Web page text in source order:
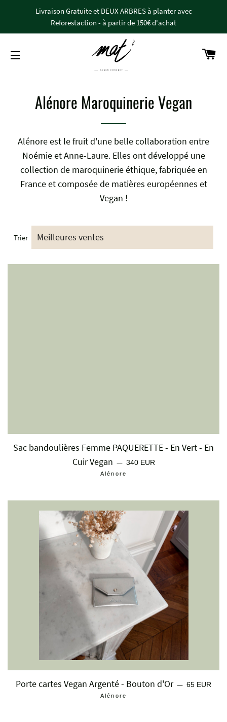
Livraison Gratuite et DEUX ARBRES à planter avec
Reforestaction - à partir de 150€ d'achat
Alénore Maroquinerie Vegan
Alénore est le fruit d'une belle collaboration entre
Noémie et Anne-Laure. Elles ont développé une
collection de maroquinerie éthique, fabriquée en
France et composée de matières européennes et
Vegan !
Trier
Sac bandoulières Femme PAQUERETTE - En Vert - En
Cuir Vegan — Prix régulier
340 EUR
Alénore
Porte cartes Vegan Argenté - Bouton d'Or — Prix régulier
65 EUR
Alénore